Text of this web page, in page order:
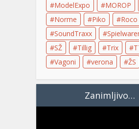
ModelExpo
MOROP
Norme
Piko
Roco
SoundTraxx
SŽ
Tillig Trix
Vagoni
verona ŽS
Zanimljivo…